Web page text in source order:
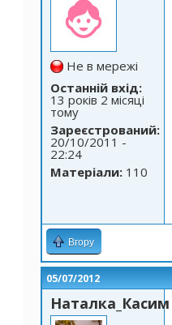
Не в мережі
Останній вхід:
13 років 2 місяці
тому
Зареєстрований:
20/10/2011 -
22:24
Матеріали: 110
Вгору
05/07/2012
Наталка_Касим